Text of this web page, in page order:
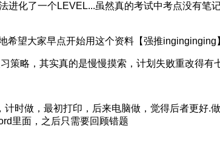
进化了一个LEVEL...虽然真的考试中考点没有笔
希望大家早点开始用这个资料【强推inginginging
策略，其实真的是慢慢摸索，计划失败重改得有
计时做，最初打印，后来电脑做，觉得后者更好.
里面，之后只需要回顾错题